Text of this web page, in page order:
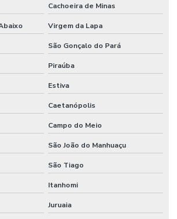
de obra industrial
Cachoeira de Minas
Virgem da Lapa
São Gonçalo do Pará
Piraúba
Estiva
Caetanópolis
Campo do Meio
São João do Manhuaçu
São Tiago
Itanhomi
Juruaia